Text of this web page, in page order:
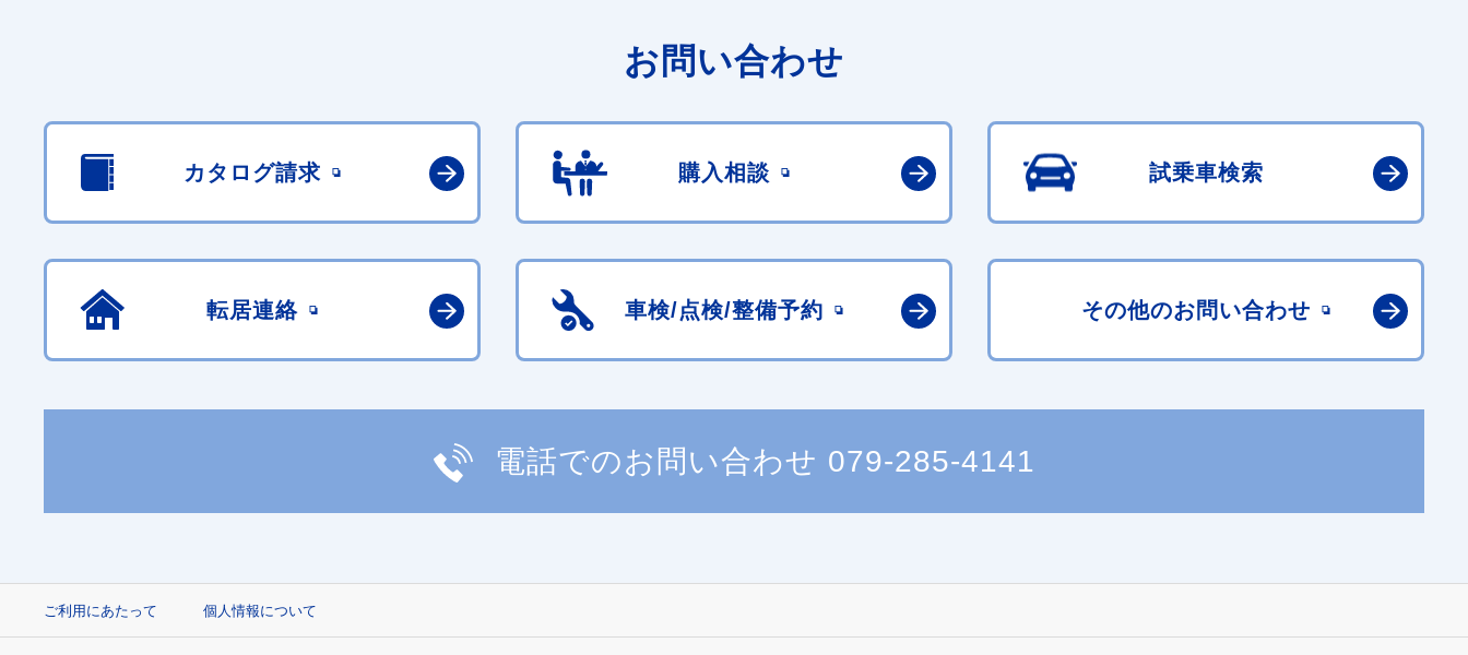
お問い合わせ
カタログ請求 購入相談 試乗車検索
転居連絡 車検/点検/整備予約 その他のお問い合わせ
電話でのお問い合わせ 079-285-4141
ご利用にあたって 個人情報について